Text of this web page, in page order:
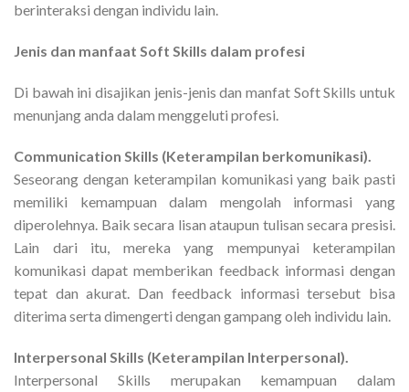
berinteraksi dengan individu lain.
Jenis dan manfaat Soft Skills dalam profesi
Di bawah ini disajikan jenis-jenis dan manfat Soft Skills untuk
menunjang anda dalam menggeluti profesi.
Communication Skills (Keterampilan berkomunikasi).
Seseorang dengan keterampilan komunikasi yang baik pasti
memiliki kemampuan dalam mengolah informasi yang
diperolehnya. Baik secara lisan ataupun tulisan secara presisi.
Lain dari itu, mereka yang mempunyai keterampilan
komunikasi dapat memberikan feedback informasi dengan
tepat dan akurat. Dan feedback informasi tersebut bisa
diterima serta dimengerti dengan gampang oleh individu lain.
Interpersonal Skills (Keterampilan Interpersonal).
Interpersonal Skills merupakan kemampuan dalam